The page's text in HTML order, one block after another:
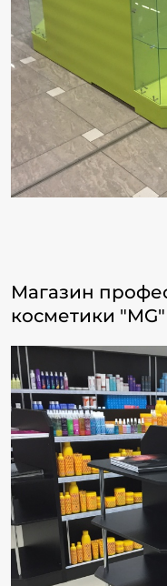
Магазин
косметики